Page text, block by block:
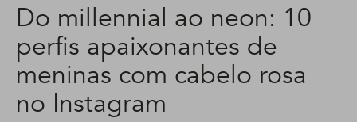
Do millennial ao neon: 10
perfis apaixonantes de
meninas com cabelo rosa
no Instagram